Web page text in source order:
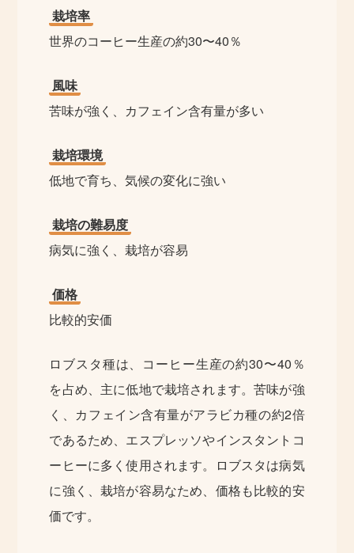
栽培率
世界のコーヒー生産の約30〜40％
風味
苦味が強く、カフェイン含有量が多い
栽培環境
低地で育ち、気候の変化に強い
栽培の難易度
病気に強く、栽培が容易
価格
比較的安価
ロブスタ種は、コーヒー生産の約30〜40％
を占め、主に低地で栽培されます。苦味が強
く、カフェイン含有量がアラビカ種の約2倍
であるため、エスプレッソやインスタントコ
ーヒーに多く使用されます。ロブスタは病気
に強く、栽培が容易なため、価格も比較的安
価です。